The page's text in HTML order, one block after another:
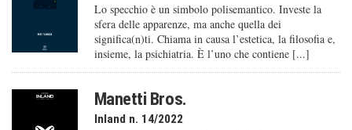
Lo specchio è un simbolo polisemantico. Investe la
sfera delle apparenze, ma anche quella dei
significa(n)ti. Chiama in causa l’estetica, la filosofia e,
insieme, la psichiatria. È l’uno che contiene [...]
Manetti Bros.
Inland n. 14/2022